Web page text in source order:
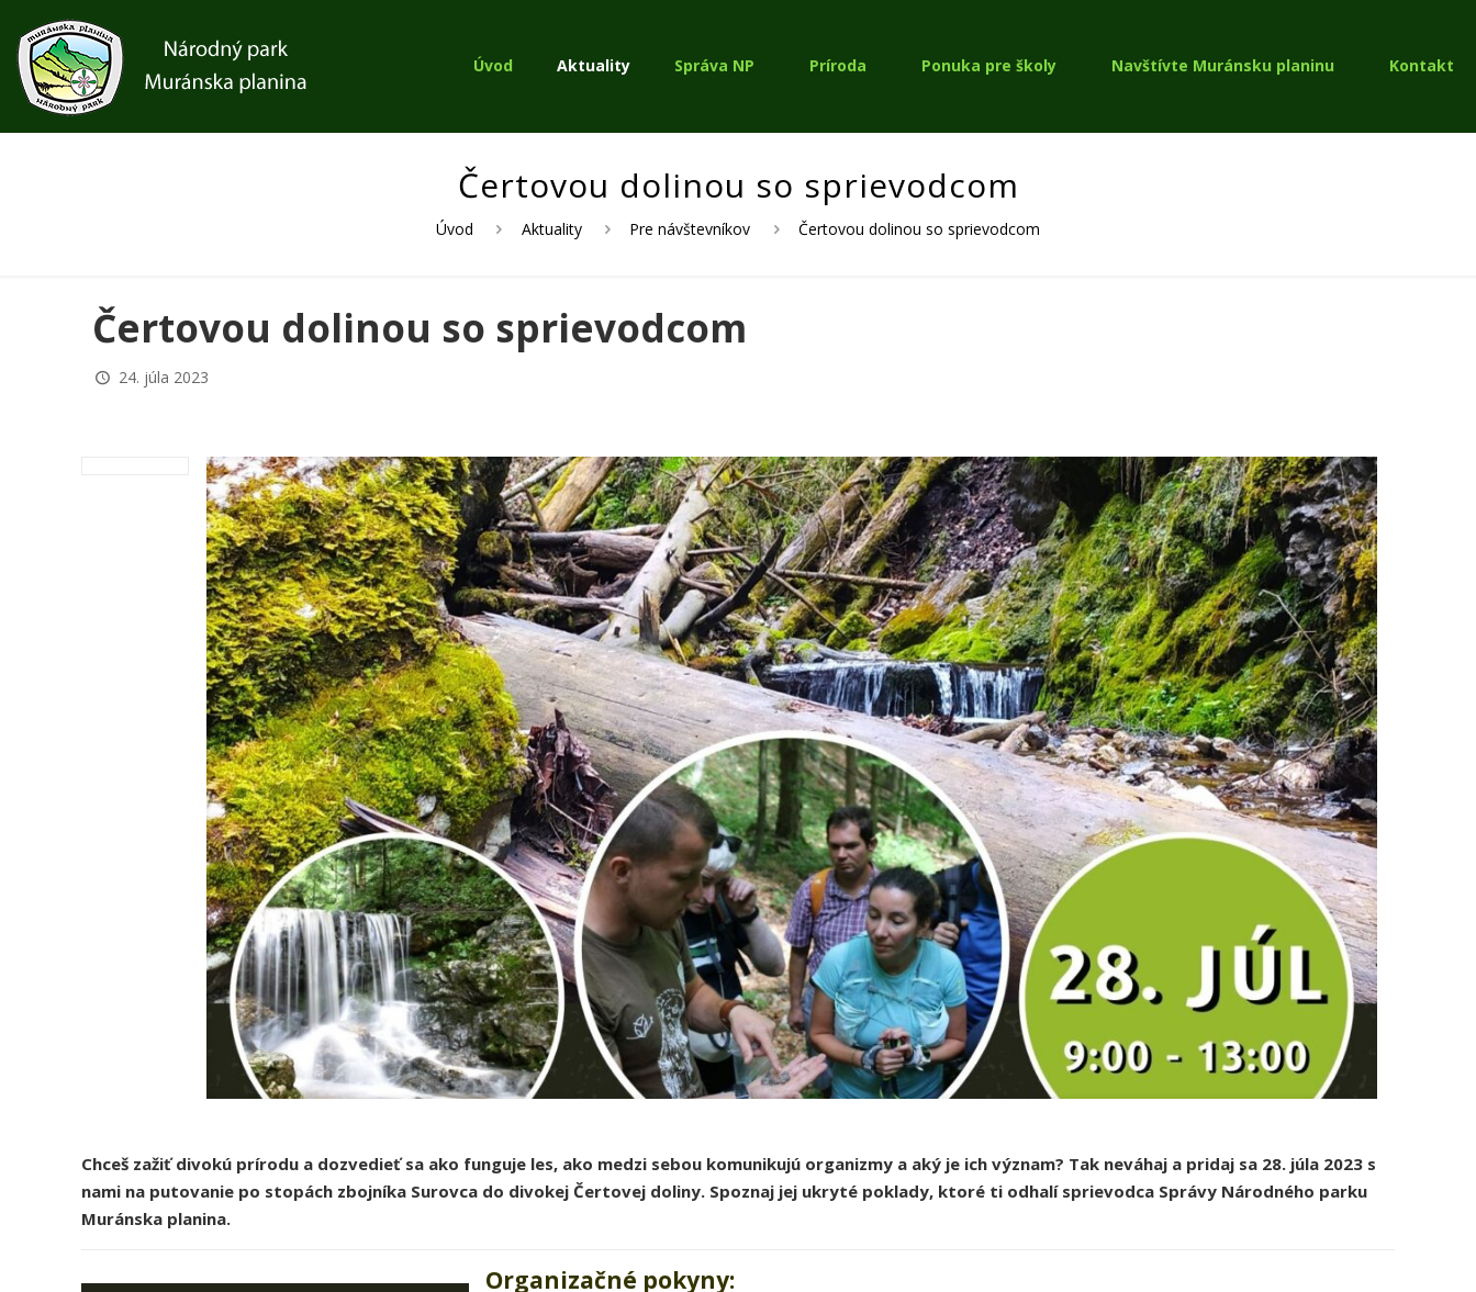
Úvod Aktuality Správa NP Príroda Ponuka pre školy Navštívte Muránsku planinu Kontakt
Čertovou dolinou so sprievodcom
Úvod Aktuality Pre návštevníkov Čertovou dolinou so sprievodcom
Čertovou dolinou so sprievodcom
24. júla 2023
Chceš zažiť divokú prírodu a dozvedieť sa ako funguje les, ako medzi sebou komunikujú organizmy a aký je ich význam? Tak neváhaj a pridaj sa 28. júla 2023 s
nami na putovanie po stopách zbojníka Surovca do divokej Čertovej doliny. Spoznaj jej ukryté poklady, ktoré ti odhalí sprievodca Správy Národného parku
Muránska planina.
Organizačné pokyny: